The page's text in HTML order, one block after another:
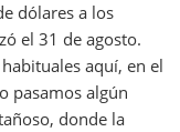
dólares a los
el 31 de agosto.
aquí, en el
pasamos algún
donde la